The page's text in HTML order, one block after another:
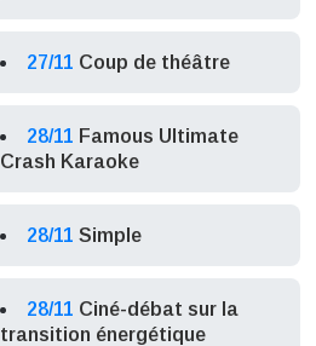
27/11 Coup de théâtre
28/11 Famous Ultimate
Crash Karaoke
28/11 Simple
28/11 Ciné-débat sur la
transition énergétique